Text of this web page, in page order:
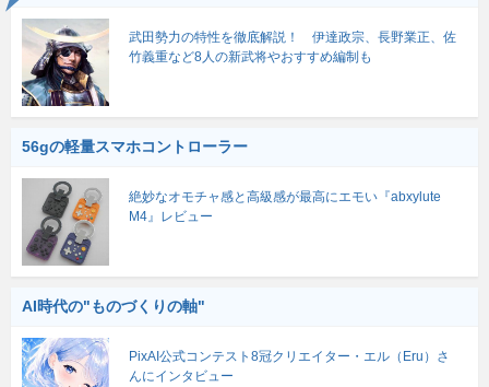
武田勢力の特性を徹底解説！ 伊達政宗、長野業正、佐
竹義重など8人の新武将やおすすめ編制も
56gの軽量スマホコントローラー
絶妙なオモチャ感と高級感が最高にエモい『abxylute
M4』レビュー
AI時代の"ものづくりの軸"
PixAI公式コンテスト8冠クリエイター・エル（Eru）さ
んにインタビュー